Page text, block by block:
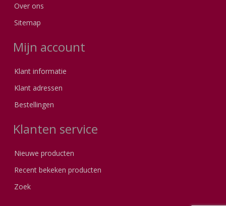
Over ons
Sitemap
Mijn account
Klant informatie
Klant adressen
Bestellingen
Klanten service
Nieuwe producten
Recent bekeken producten
Zoek